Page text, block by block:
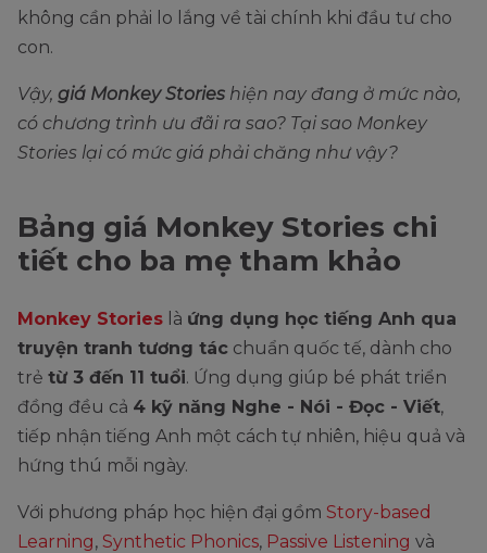
không cần phải lo lắng về tài chính khi đầu tư cho
con.
Vậy, giá Monkey Stories hiện nay đang ở mức nào,
có chương trình ưu đãi ra sao? Tại sao Monkey
Stories lại có mức giá phải chăng như vậy?
Bảng giá Monkey Stories chi
tiết cho ba mẹ tham khảo
Monkey Stories là ứng dụng học tiếng Anh qua
truyện tranh tương tác chuẩn quốc tế, dành cho
trẻ từ 3 đến 11 tuổi. Ứng dụng giúp bé phát triển
đồng đều cả 4 kỹ năng Nghe - Nói - Đọc - Viết,
tiếp nhận tiếng Anh một cách tự nhiên, hiệu quả và
hứng thú mỗi ngày.
Với phương pháp học hiện đại gồm Story-based
Learning, Synthetic Phonics, Passive Listening và